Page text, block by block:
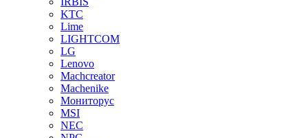
KTC
Lime
LIGHTCOM
LG
Lenovo
Machcreator
Machenike
Мониторус
MSI
NEC